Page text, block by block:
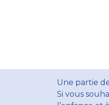
Une partie
Si vous